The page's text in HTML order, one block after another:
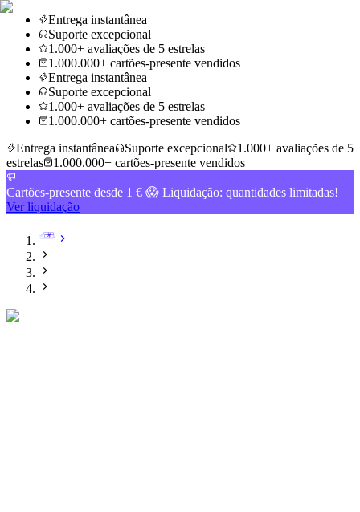
Entrega instantânea
Suporte excepcional
1.000+ avaliações de 5 estrelas
1.000.000+ cartões-presente vendidos
Entrega instantânea
Suporte excepcional
1.000+ avaliações de 5 estrelas
1.000.000+ cartões-presente vendidos
Entrega instantânea
Suporte excepcional
1.000+ avaliações de 5
estrelas
1.000.000+ cartões-presente vendidos
Cartões-presente desde 1 € 😱 Liquidação: quantidades limitadas!
Ver liquidação